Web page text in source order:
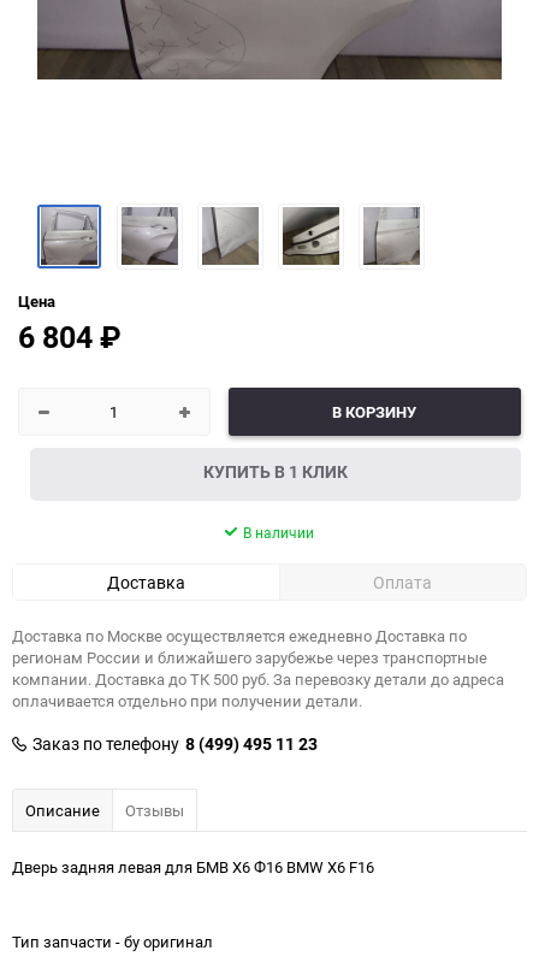
Цена
6 804₽
В КОРЗИНУ
КУПИТЬ В 1 КЛИК
В наличии
Доставка Оплата
Доставка по Москве осуществляется ежедневно Доставка по
регионам России и ближайшего зарубежье через транспортные
компании. Доставка до ТК 500 руб. За перевозку детали до адреса
оплачивается отдельно при получении детали.
Заказ по телефону 8 (499) 495 11 23
Описание Отзывы
Дверь задняя левая для БМВ Х6 Ф16 BMW X6 F16
Тип запчасти - бу оригинал